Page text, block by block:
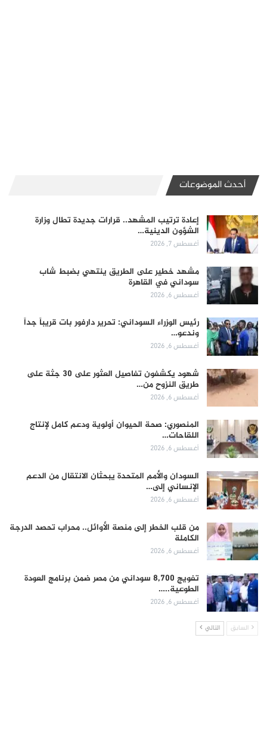
أحدث الموضوعات
إعادة ترتيب المشهد.. قرارات جديدة تطال وزارة
الشؤون الدينية…
أغسطس 7, 2026
مشهد خطير على الطريق ينتهي بضبط شاب
سوداني في القاهرة
أغسطس 6, 2026
رئيس الوزراء السوداني: تحرير دارفور بات قريباً جداً
وندعو…
أغسطس 6, 2026
شهود يكشفون تفاصيل العثور على 30 جثة على
طريق النزوح من…
أغسطس 6, 2026
المنصوري: صحة الحيوان أولوية ودعم كامل لإنتاج
اللقاحات…
أغسطس 6, 2026
السودان والأمم المتحدة يبحثان الانتقال من الدعم
الإنساني إلى…
أغسطس 6, 2026
من قلب الخطر إلى منصة الأوائل.. محراب تحصد الدرجة
الكاملة
أغسطس 6, 2026
تفويج 8,700 سوداني من مصر ضمن برنامج العودة
الطوعية..…
أغسطس 6, 2026
السابق التالي